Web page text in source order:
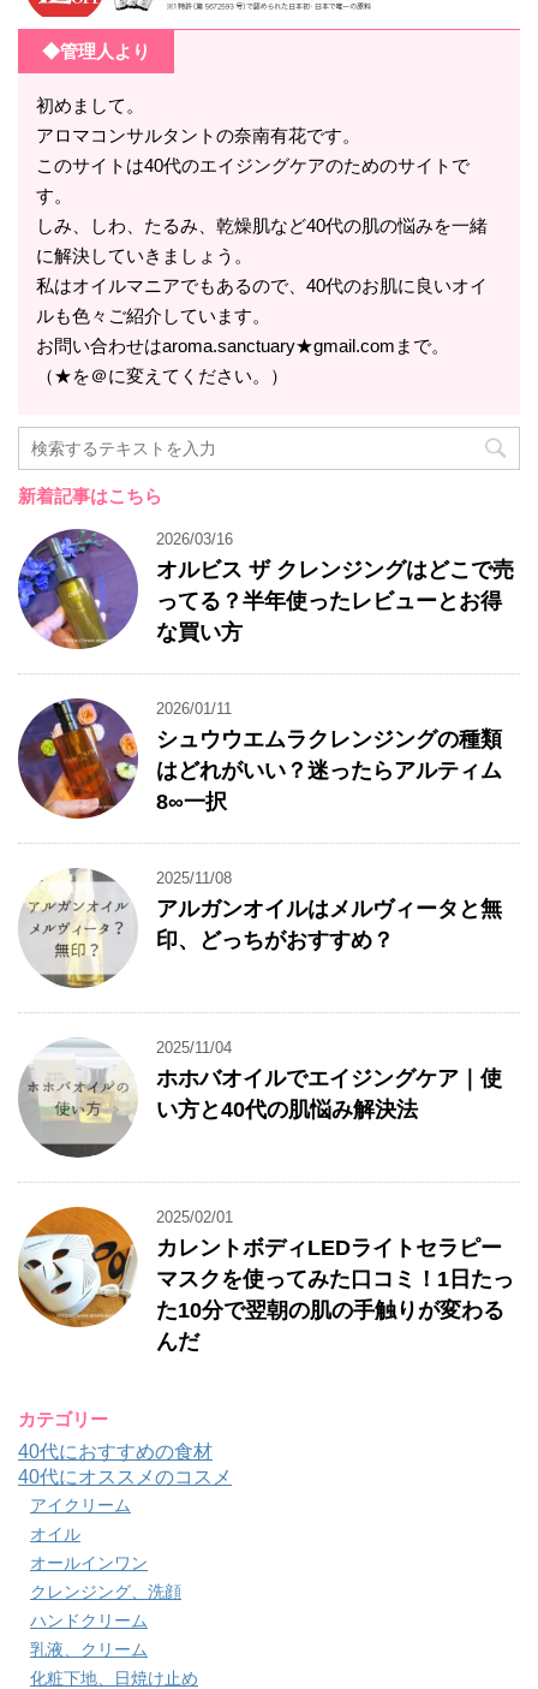
◆管理人より
初めまして。
アロマコンサルタントの奈南有花です。
このサイトは40代のエイジングケアのためのサイトで
す。
しみ、しわ、たるみ、乾燥肌など40代の肌の悩みを一緒
に解決していきましょう。
私はオイルマニアでもあるので、40代のお肌に良いオイ
ルも色々ご紹介しています。
お問い合わせはaroma.sanctuary★gmail.comまで。
（★を＠に変えてください。）
新着記事はこちら
2026/03/16
オルビス ザ クレンジングはどこで売
ってる？半年使ったレビューとお得
な買い方
2026/01/11
シュウウエムラクレンジングの種類
はどれがいい？迷ったらアルティム
8∞一択
2025/11/08
アルガンオイルはメルヴィータと無
印、どっちがおすすめ？
2025/11/04
ホホバオイルでエイジングケア｜使
い方と40代の肌悩み解決法
2025/02/01
カレントボディLEDライトセラピー
マスクを使ってみた口コミ！1日たっ
た10分で翌朝の肌の手触りが変わる
んだ
カテゴリー
40代におすすめの食材
40代にオススメのコスメ
アイクリーム
オイル
オールインワン
クレンジング、洗顔
ハンドクリーム
乳液、クリーム
化粧下地、日焼け止め